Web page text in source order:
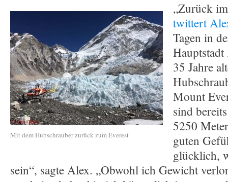
Mit dem Hubschrauber zurück zum Everest
„Zurück
twittert
Tagen in
35 Jahre
Mount
sind
5250
guten
glücklich,
sein“, sagte Alex. „Obwohl ich Gewicht